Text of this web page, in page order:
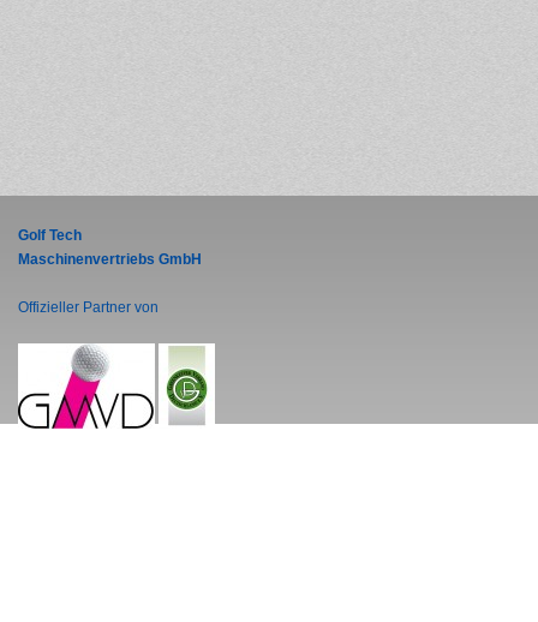
Golf Tech
Maschinenvertriebs GmbH
Offizieller Partner von